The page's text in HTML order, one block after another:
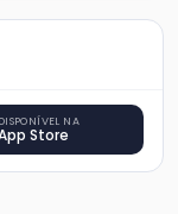
DISPONÍVEL NA
Store